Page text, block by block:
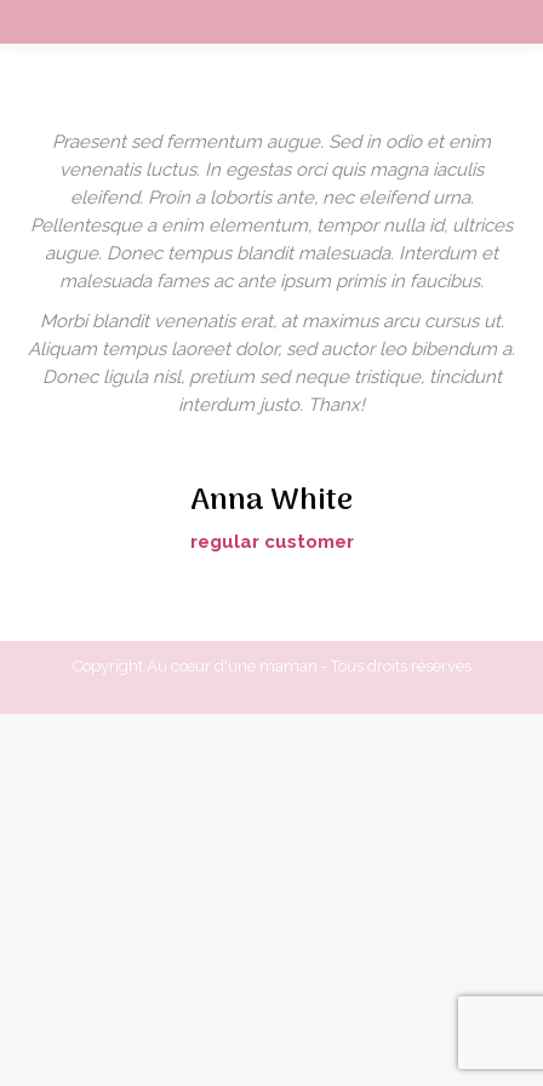
Praesent sed fermentum augue. Sed in odio et enim
venenatis luctus. In egestas orci quis magna iaculis
eleifend. Proin a lobortis ante, nec eleifend urna.
Pellentesque a enim elementum, tempor nulla id, ultrices
augue. Donec tempus blandit malesuada. Interdum et
malesuada fames ac ante ipsum primis in faucibus.
Morbi blandit venenatis erat, at maximus arcu cursus ut.
Aliquam tempus laoreet dolor, sed auctor leo bibendum a.
Donec ligula nisl, pretium sed neque tristique, tincidunt
interdum justo. Thanx!
Anna White
regular customer
Copyright Au cœur d'une maman - Tous droits réservés